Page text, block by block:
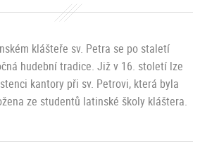
klášteře sv. Petra se po staletí
hudební tradice. Již v 16. století lze
kantory při sv. Petrovi, která byla
ze studentů latinské školy kláštera.